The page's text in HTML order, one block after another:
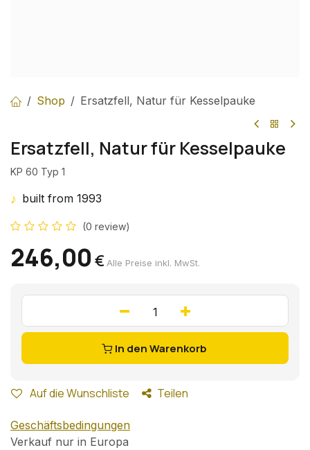
Shop Ersatzfell, Natur für Kesselpauke
Ersatzfell, Natur für Kesselpauke
KP 60 Typ 1
♪ built from 1993
(0 review)
246,00 € Alle Preise inkl. MwSt.
In den Warenkorb
Auf die Wunschliste Teilen
Geschäftsbedingungen
Verkauf nur in Europa